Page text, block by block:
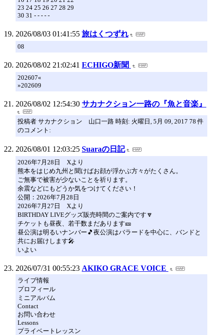
23 24 25 26 27 28 29
30 31 - - - - -
2026/08/03 01:41:55 旅はくつずれ
08
2026/08/02 21:02:41 ECHIGO新聞
202607«
»202609
2026/08/02 12:54:30 サカナクション一路の『魚と音楽』
投稿者 サカナクション 山口一路 時刻: 火曜日, 5月 09, 2017 78 件
のコメント:
2026/08/01 12:03:25 Suaraの日記
2026年7月28日 Xより
熊本をはじめ九州と聞けばお顔が浮かぶ方々がたくさん。
ご無事で被害が少ないことを祈ります。
余震などにもどうか気をつけてください！
公開：2026年7月28日
2026年7月27日 Xより
BIRTHDAY LIVEグッズ販売時間のご案内です🔽
チケットも昼夜、若干数まだあります🎫
昼公演は明るいナンバー🎵夜公演はバラードを中心に、バンドと
共にお届けします🎤
いよい
2026/07/31 00:55:23 AKIKO GRACE VOICE
ライブ情報
プロフィール
ミニアルバム
Contact
お問い合わせ
Lessons
プライベートレッスン